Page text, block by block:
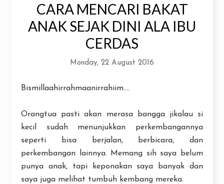
CARA MENCARI BAKAT
ANAK SEJAK DINI ALA IBU
CERDAS
Monday, 22 August 2016
Bismillaahirrahmaanirrahiim....
Orangtua pasti akan merasa bangga jikalau si
kecil sudah menunjukkan perkembangannya
seperti bisa berjalan, berbicara, dan
perkembangan lainnya. Memang sih saya belum
punya anak, tapi keponakan saya banyak dan
saya juga melihat tumbuh kembang mereka.